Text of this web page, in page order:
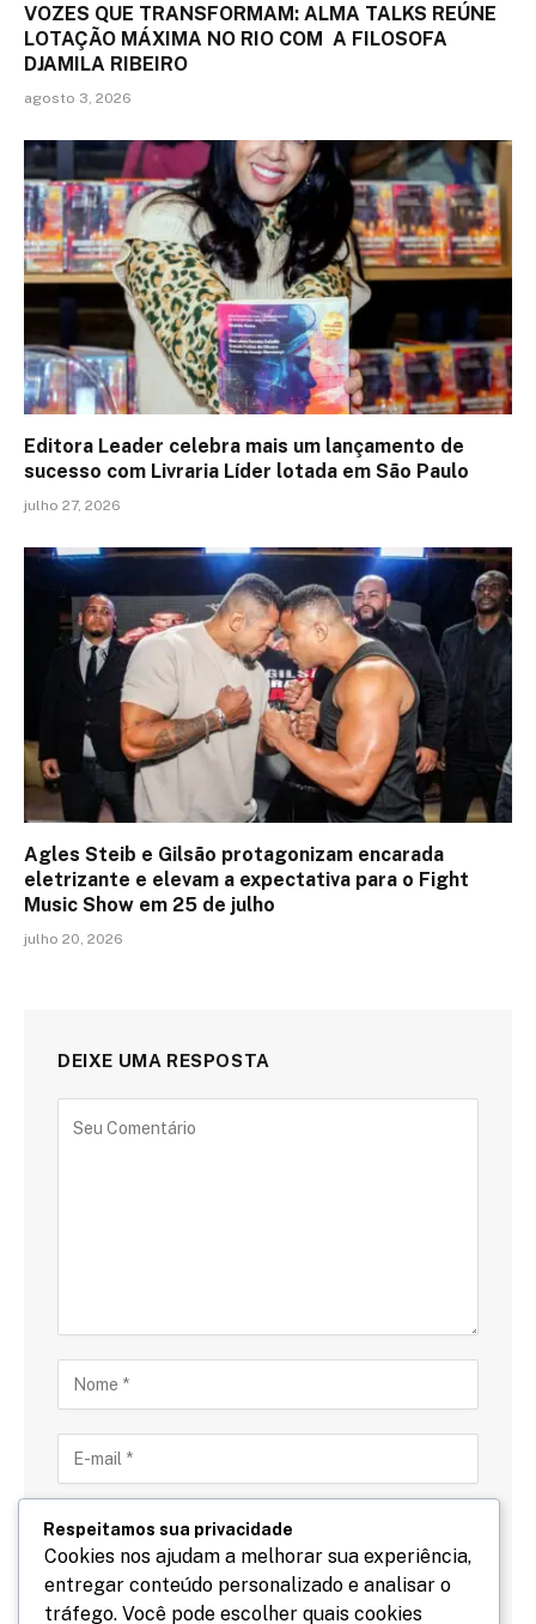
VOZES QUE TRANSFORMAM: ALMA TALKS REÚNE
LOTAÇÃO MÁXIMA NO RIO COM A FILOSOFA
DJAMILA RIBEIRO
agosto 3, 2026
Editora Leader celebra mais um lançamento de
sucesso com Livraria Líder lotada em São Paulo
julho 27, 2026
Agles Steib e Gilsão protagonizam encarada
eletrizante e elevam a expectativa para o Fight
Music Show em 25 de julho
julho 20, 2026
DEIXE UMA RESPOSTA
Salve meu nome, email e site neste navegador para
a próxima vez que eu comentar.
Respeitamos sua privacidade
Cookies nos ajudam a melhorar sua experiência,
entregar conteúdo personalizado e analisar o
tráfego. Você pode escolher quais cookies